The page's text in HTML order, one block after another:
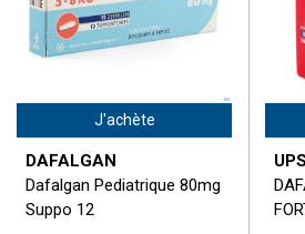
J'achète
DAFALGAN
Dafalgan Pediatrique 80mg
Suppo 12